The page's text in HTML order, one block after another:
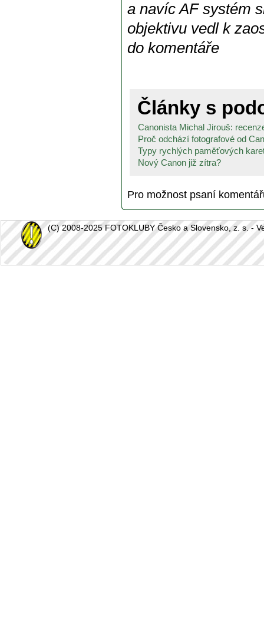
a navíc AF systém
objektivu vedl k
do komentáře
Články s
Canonista Michal Jirouš:
Proč odchází fotografové od
Typy rychlých paměťových
Nový Canon již zítra?
Pro možnost psaní
(C) 2008-2025 FOTOKLUBY Česko a Slovensko, z. s. -